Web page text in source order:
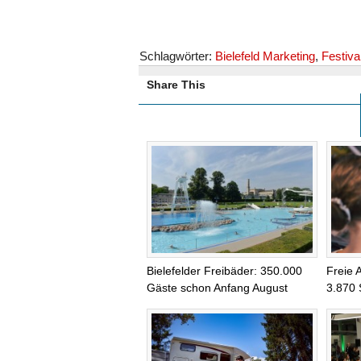
Schlagwörter: Bielefeld Marketing,
Share This
Bielefelder Freibäder: 350.000
Gäste schon Anfang August
Freie
3.870